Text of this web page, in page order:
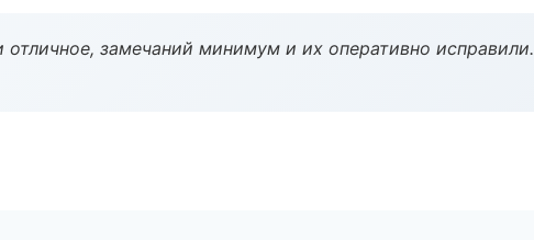
отличное, замечаний минимум и их оперативно исправили.